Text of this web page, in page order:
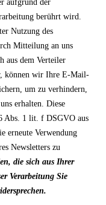
aufgrund der
berührt wird.
Nutzung des
Mitteilung an uns
aus dem Verteiler
können wir Ihre E-Mail-
um zu verhindern,
erhalten. Diese
Abs. 1 lit. f DSGVO aus
erneute Verwendung
Newsletters zu
die sich aus Ihrer
Verarbeitung Sie